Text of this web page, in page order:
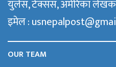
युलेस, टेक्सस, अमेरिका लेखक
इमेल :
OUR TEAM